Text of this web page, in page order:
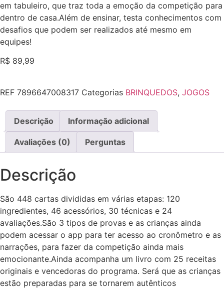
em tabuleiro, que traz toda a emoção da competição para
dentro de casa.Além de ensinar, testa conhecimentos com
desafios que podem ser realizados até mesmo em
equipes!
R$ 89,99
REF 7896647008317 Categorias BRINQUEDOS, JOGOS
Descrição Informação adicional
Avaliações (0) Perguntas
Descrição
São 448 cartas divididas em várias etapas: 120
ingredientes, 46 acessórios, 30 técnicas e 24
avaliações.São 3 tipos de provas e as crianças ainda
podem acessar o app para ter acesso ao cronômetro e as
narrações, para fazer da competição ainda mais
emocionante.Ainda acompanha um livro com 25 receitas
originais e vencedoras do programa. Será que as crianças
estão preparadas para se tornarem autênticos